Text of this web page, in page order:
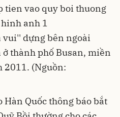
vui'' dựng bên ngoài
thành phố Busan, miền
2011. (Nguồn:
Hàn Quốc thông báo bắt